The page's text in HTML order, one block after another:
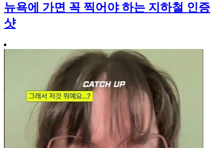
뉴욕에 가면 꼭 찍어야 하는 지하철 인증
샷